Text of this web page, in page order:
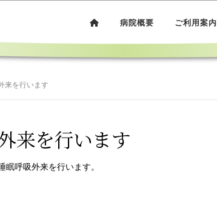
病院概要 ご利用案内
来を行います
来を行います
呼吸外来を行います。